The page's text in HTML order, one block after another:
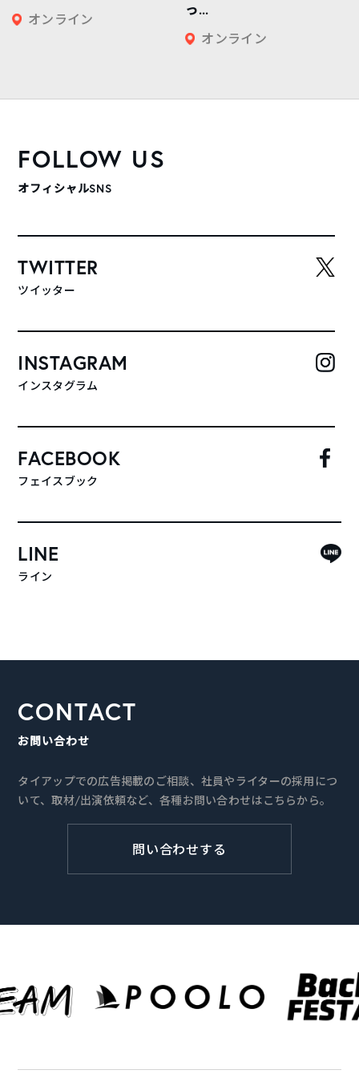
オンライン
っ...
オンライン
FOLLOW US
オフィシャルSNS
TWITTER
ツイッター
INSTAGRAM
インスタグラム
FACEBOOK
フェイスブック
LINE
ライン
CONTACT
お問い合わせ
タイアップでの広告掲載のご相談、社員やライターの採用につ
いて、取材/出演依頼など、各種お問い合わせはこちらから。
問い合わせする